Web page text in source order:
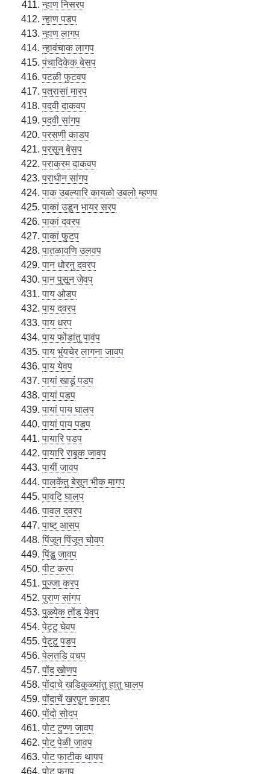
न्हाण निसरप
न्हाण पडप
न्हाण लागप
न्हावंचाक लागप
पंचादिकेक बेसप
पटळी फुटवप
पत्रासां मारप
पदवी दाकवप
पदवी सांगप
परसणी काडप
परसून बेसप
पराक्रम दाकवप
पराधीन सांगप
पाक उबल्यारि कायळो उबलो म्हणप
पाकां उडून भायर सरप
पाकां दवरप
पाकां फुटप
पातळावणि उलवप
पान धोरनु दवरप
पान पुसून जेवप
पाय ओडप
पाय दवरप
पाय धरप
पाय फोंडांतु पावंप
पाय भुंयचेर लागना जावप
पाय येवप
पायां खाडूं पडप
पायां पडप
पायां पाय घालप
पायां पाय पडप
पायारि पडप
पायारि राबूक जावप
पायीं जावप
पालकेंतु बेसून भीक मागप
पावटि घालप
पावल दवरप
पाष्ट आसप
पिंजून पिंजून चोवप
पिंडू जावप
पीट करप
पुज्जा करप
पुराण सांगप
पुळ्येक तोंड येवप
पेट्टु घेवप
पेट्टु पडप
पेलतडि वचप
पोंद खोणप
पोंदाचे खडिकुळ्यांतु हातु घालप
पोंदाचें खरपून काडप
पोंदो सोदप
पोट टुण्ण जावप
पोट पेळी जावप
पोट फाटीक थापप
पोट फुगप